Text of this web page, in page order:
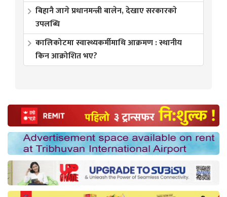
बिहानै जागे प्रधानमन्त्री बालेन, देखाए सरकारकाे
उपलब्धि
कालिकोटमा स्वास्थ्यकर्मीमाथि आक्रमण : स्थानीय
किन आक्रोशित भए?